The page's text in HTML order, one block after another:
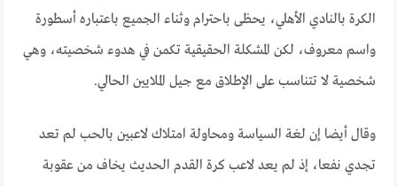
الكرة بالنادي الأهلي، يحظى باحترام وثناء الجميع باعتباره أسطورة
واسم معروف، لكن المشكلة الحقيقية تكمن في هدوء شخصيته، وهي
شخصية لا تتناسب على الإطلاق مع جيل الملايين الحالي.
وقال أيضا إن لغة السياسة ومحاولة امتلاك لاعبين بالحب لم تعد
تجدي نفعا، إذ لم يعد لاعب كرة القدم الحديث يخاف من عقوبة